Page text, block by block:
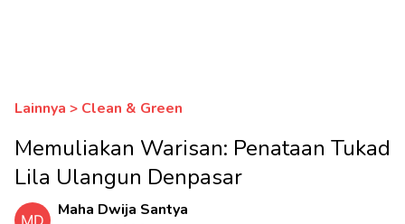
Lainnya > Clean & Green
Memuliakan Warisan: Penataan Tukad
Lila Ulangun Denpasar
Maha Dwija Santya